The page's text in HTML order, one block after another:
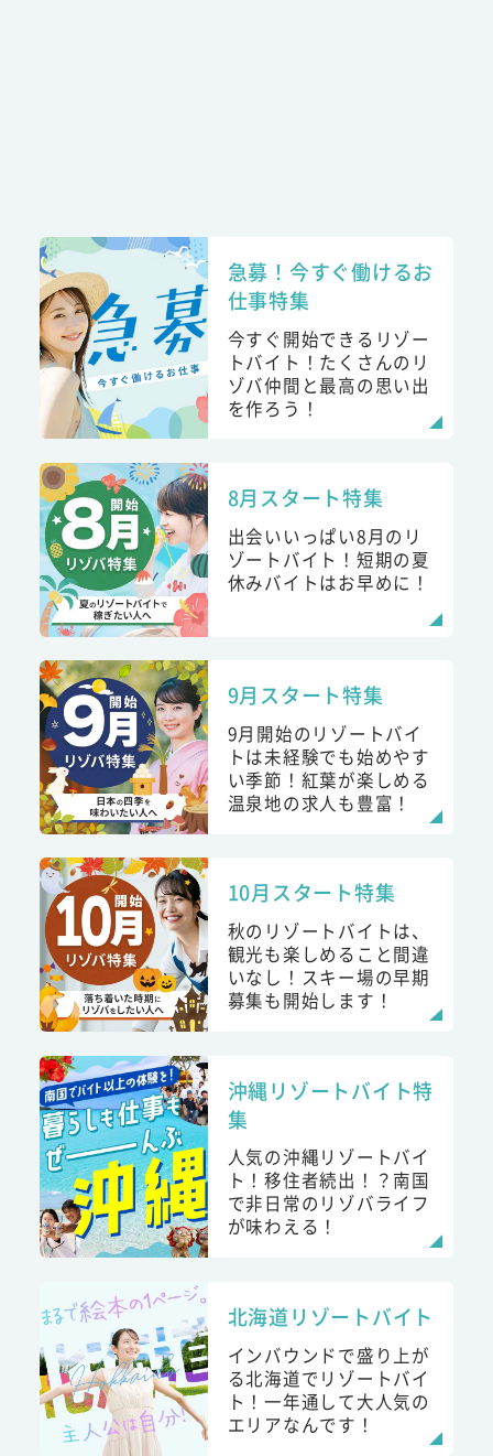
急募！今すぐ働けるお
仕事特集
今すぐ開始できるリゾー
トバイト！たくさんのリ
ゾバ仲間と最高の思い出
を作ろう！
8月スタート特集
出会いいっぱい8月のリ
ゾートバイト！短期の夏
休みバイトはお早めに！
9月スタート特集
9月開始のリゾートバイ
トは未経験でも始めやす
い季節！紅葉が楽しめる
温泉地の求人も豊富！
10月スタート特集
秋のリゾートバイトは、
観光も楽しめること間違
いなし！スキー場の早期
募集も開始します！
沖縄リゾートバイト特
集
人気の沖縄リゾートバイ
ト！移住者続出！？南国
で非日常のリゾバライフ
が味わえる！
北海道リゾートバイト
インバウンドで盛り上が
る北海道でリゾートバイ
ト！一年通して大人気の
エリアなんです！